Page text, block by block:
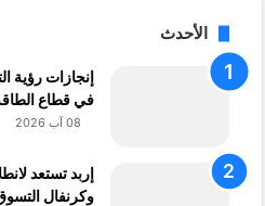
الأحدث
إنجازات رؤية
في قطاع
08 آب 2026
إربد تستعد
وكرنفال التسوق